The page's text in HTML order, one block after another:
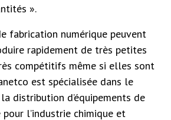
».
fabrication numérique peuvent
rapidement de très petites
compétitifs même si elles sont
est spécialisée dans le
distribution d’équipements de
l’industrie chimique et